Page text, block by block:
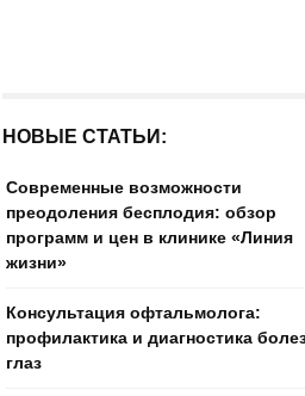
НОВЫЕ СТАТЬИ:
Современные возможности
преодоления бесплодия: обзор
программ и цен в клинике «Линия
жизни»
Консультация офтальмолога:
профилактика и диагностика
глаз